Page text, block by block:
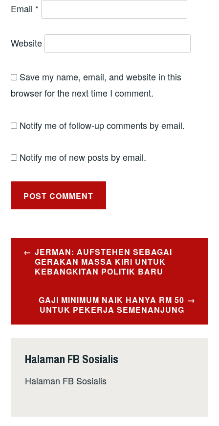
Email *
Website
Save my name, email, and website in this
browser for the next time I comment.
Notify me of follow-up comments by email.
Notify me of new posts by email.
Post
navigation
JERMAN: AUFSTEHEN SEBAGAI
GERAKAN MASSA KIRI UNTUK
KEBANGKITAN POLITIK BARU
GAJI MINIMUM NAIK HANYA RM 50
UNTUK PEKERJA SEMENANJUNG
Halaman FB Sosialis
Halaman FB Sosialis